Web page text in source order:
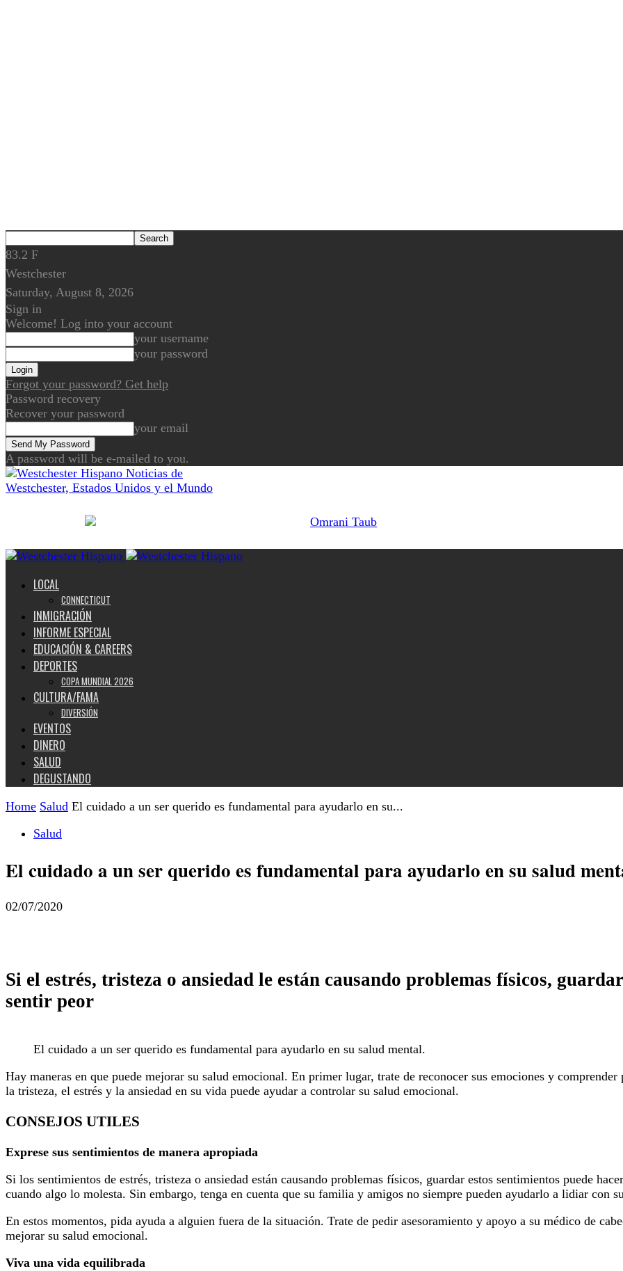
83.2 F
Westchester
Saturday, August 8, 2026
Sign in
Welcome! Log into your account
your username
your password
Forgot your password? Get help
Password recovery
Recover your password
your email
A password will be e-mailed to you.
Noticias de
Westchester, Estados Unidos y el Mundo
LOCAL
CONNECTICUT
INMIGRACIÓN
INFORME ESPECIAL
EDUCACIÓN & CAREERS
DEPORTES
COPA MUNDIAL 2026
CULTURA/FAMA
DIVERSIÓN
EVENTOS
DINERO
SALUD
DEGUSTANDO
Home Salud El cuidado a un ser querido es fundamental para ayudarlo en su...
Salud
El cuidado a un ser querido es fundamental para ayudarlo en su salud
02/07/2020
Si el estrés, tristeza o ansiedad le están causando problemas físicos,
sentir peor
El cuidado a un ser querido es fundamental para ayudarlo en su salud mental.
Hay maneras en que puede mejorar su salud emocional. En primer lugar, trate de reconocer sus emociones y
la tristeza, el estrés y la ansiedad en su vida puede ayudar a controlar su salud emocional.
CONSEJOS UTILES
Exprese sus sentimientos de manera apropiada
Si los sentimientos de estrés, tristeza o ansiedad están causando problemas físicos, guardar estos sentimientos puede
cuando algo lo molesta. Sin embargo, tenga en cuenta que su familia y amigos no siempre pueden ayudarlo a lidiar con
En estos momentos, pida ayuda a alguien fuera de la situación. Trate de pedir asesoramiento y apoyo a su médico de
mejorar su salud emocional.
Viva una vida equilibrada